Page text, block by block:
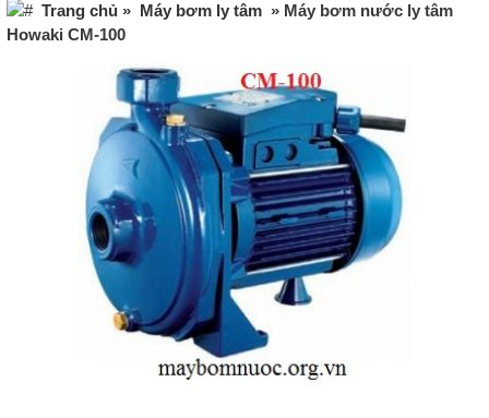
Trang chủ » Máy bơm ly tâm » Máy bơm nước ly tâm
Howaki CM-100